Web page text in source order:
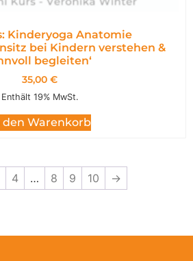
Kinderyoga Anatomie
bei Kindern verstehen &
begleiten‘
35,00 €
Enthält 19% MwSt.
den Warenkorb
4 … 8 9 10 →